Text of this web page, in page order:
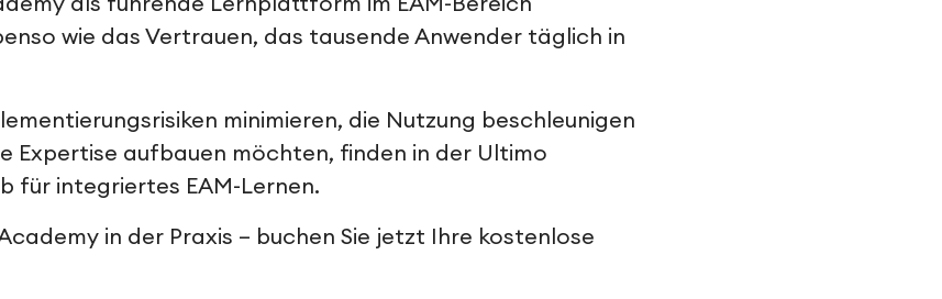
als führende Lernplattform im EAM-Bereich
wie das Vertrauen, das tausende Anwender täglich in
minimieren, die Nutzung beschleunigen
Expertise aufbauen möchten, finden in der Ultimo
für integriertes EAM-Lernen.
in der Praxis – buchen Sie jetzt Ihre kostenlose